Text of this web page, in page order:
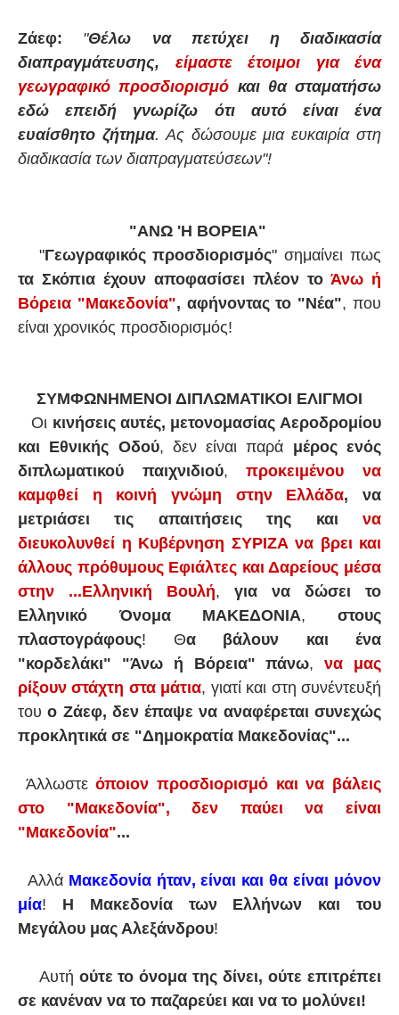
Ζάεφ: "Θέλω να πετύχει η διαδικασία
διαπραγμάτευσης,
είμαστε έτοιμοι για ένα
γεωγραφικό προσδιορισμό και θα σταματήσω
εδώ επειδή γνωρίζω ότι αυτό είναι ένα
ευαίσθητο ζήτημα. Ας δώσουμε μια ευκαιρία στη
διαδικασία των διαπραγματεύσεων"!
"ΑΝΩ 'Η ΒΟΡΕΙΑ"
"Γεωγραφικός προσδιορισμός" σημαίνει πως
τα Σκόπια έχουν αποφασίσει πλέον το Άνω ή
Βόρεια "Μακεδονία", αφήνοντας το "Νέα", που
είναι χρονικός προσδιορισμός!
ΣΥΜΦΩΝΗΜΕΝΟΙ ΔΙΠΛΩΜΑΤΙΚΟΙ ΕΛΙΓΜΟΙ
Οι κινήσεις αυτές, μετονομασίας Αεροδρομίου
και Εθνικής Οδού, δεν είναι παρά μέρος ενός
διπλωματικού παιχνιδιού,προκειμένου να
καμφθεί η κοινή γνώμη στην Ελλάδα, να
μετριάσει τις απαιτήσεις της και να
διευκολυνθεί η Κυβέρνηση ΣΥΡΙΖΑ να βρει και
άλλους πρόθυμους Εφιάλτες και Δαρείους μέσα
στην ...Ελληνική Βουλή, για να δώσει το
Ελληνικό Όνομα ΜΑΚΕΔΟΝΙΑ,στους
πλαστογράφους! Θα βάλουν και ένα
"κορδελάκι" "Άνω ή Βόρεια" πάνω,να μας
ρίξουν στάχτη στα μάτια, γιατί και στη συνέντευξή
τουο Ζάεφ, δεν έπαψε να αναφέρεται συνεχώς
προκλητικά σε "Δημοκρατία Μακεδονίας"...
Άλλωστεόποιον προσδιορισμό και να βάλεις
στο "Μακεδονία", δεν παύει να είναι
"Μακεδονία"...
Αλλά Μακεδονία ήταν, είναι και θα είναι μόνον
μία! Η Μακεδονία των Ελλήνων και του
Μεγάλου μας Αλεξάνδρου!
Αυτή ούτε το όνομα της δίνει, ούτε επιτρέπει
σε κανέναν να το παζαρεύει και να το μολύνει!